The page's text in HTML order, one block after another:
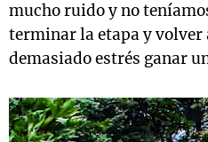
mucho ruido y no
terminar la etapa y volver
demasiado estrés ganar